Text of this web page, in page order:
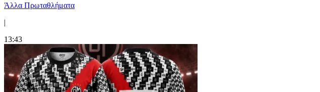
Άλλα Πρωταθλήματα
|
13:43